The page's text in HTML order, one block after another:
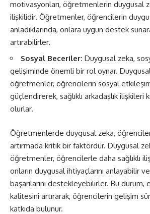
motivasyonları, öğretmenlerin duygusal
ilişkilidir. Öğretmenler, öğrencilerin
anladıklarında, onlara uygun destek
artırabilirler.
Sosyal Beceriler: Duygusal zeka,
gelişiminde önemli bir rol oynar.
öğretmenler, öğrencilerin sosyal
güçlendirerek, sağlıklı arkadaşlık ilişkileri
olurlar.
Öğretmenlerde duygusal zeka,
artırmada kritik bir faktördür. Duygusal
öğretmenler, öğrencilerle daha sağlıklı
onların duygusal ihtiyaçlarını anlayabilir
başarılarını destekleyebilirler. Bu durum,
kalitesini artırarak, öğrencilerin gelişim
katkıda bulunur.